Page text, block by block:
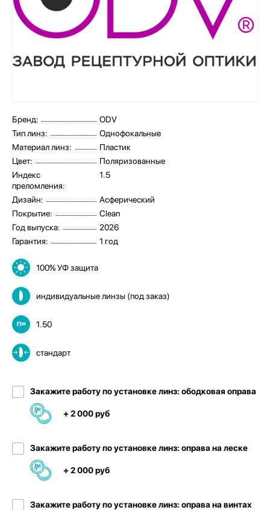
Бренд:
ODV
Тип линз:
Однофокальные
Материал линз:
Пластик
Цвет:
Поляризованные
Индекс
преломления:
1.5
Дизайн:
Асферический
Покрытие:
Clean
Год выпуска:
2026
Гарантия:
1 год
100% УФ защита
индивидуальные линзы (под заказ)
1.50
стандарт
Закажите работу по установке линз: ободковая оправа
+ 2 000 руб
Закажите работу по установке линз: оправа на леске
+ 2 000 руб
Закажите работу по установке линз: оправа на винтах